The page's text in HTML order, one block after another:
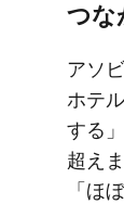
つな
アソ
ホテ
する
超え
「ほ